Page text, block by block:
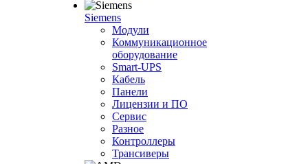
Siemens
Модули
Коммуникационное
оборудование
Smart-UPS
Кабель
Панели
Лицензии и ПО
Сервис
Разное
Контроллеры
Трансиверы